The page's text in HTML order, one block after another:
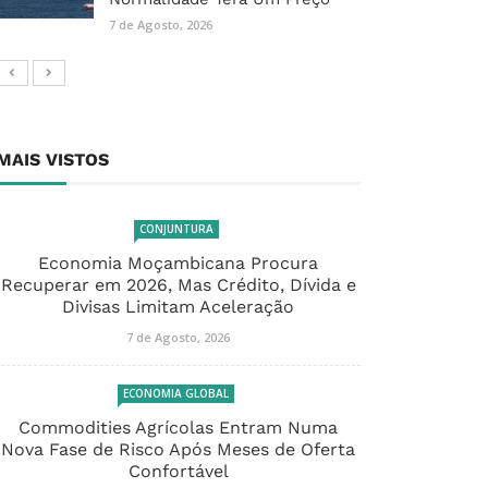
7 de Agosto, 2026
VISTOS
CONJUNTURA
Economia Moçambicana Procura
Recuperar em 2026, Mas Crédito, Dívida e
Divisas Limitam Aceleração
7 de Agosto, 2026
ECONOMIA GLOBAL
Commodities Agrícolas Entram Numa
Nova Fase de Risco Após Meses de Oferta
Confortável